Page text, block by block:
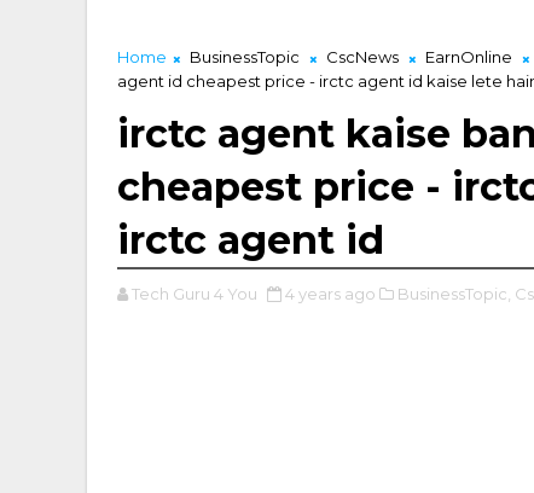
Home BusinessTopic CscNews EarnOnline
agent id cheapest price - irctc agent id kaise lete
irctc agent kaise
cheapest price -
irctc agent id
Tech Guru 4 You 4 years ago BusinessTopic,